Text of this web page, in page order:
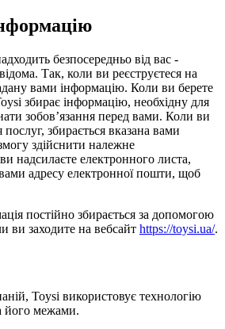
безпосередньо від вас -
Так, коли ви реєструєтеся на
вами інформацію. Коли ви берете
збирає інформацію, необхідну для
зобов’язання перед вами. Коли ви
збирається вказана вами
здійснити належне
надсилаєте електронного листа,
вами адресу електронної пошти, щоб
постійно збирається за допомогою
ви заходите на вебсайт https://toysi.ua/.
Toysi використовує технологію
його межами.